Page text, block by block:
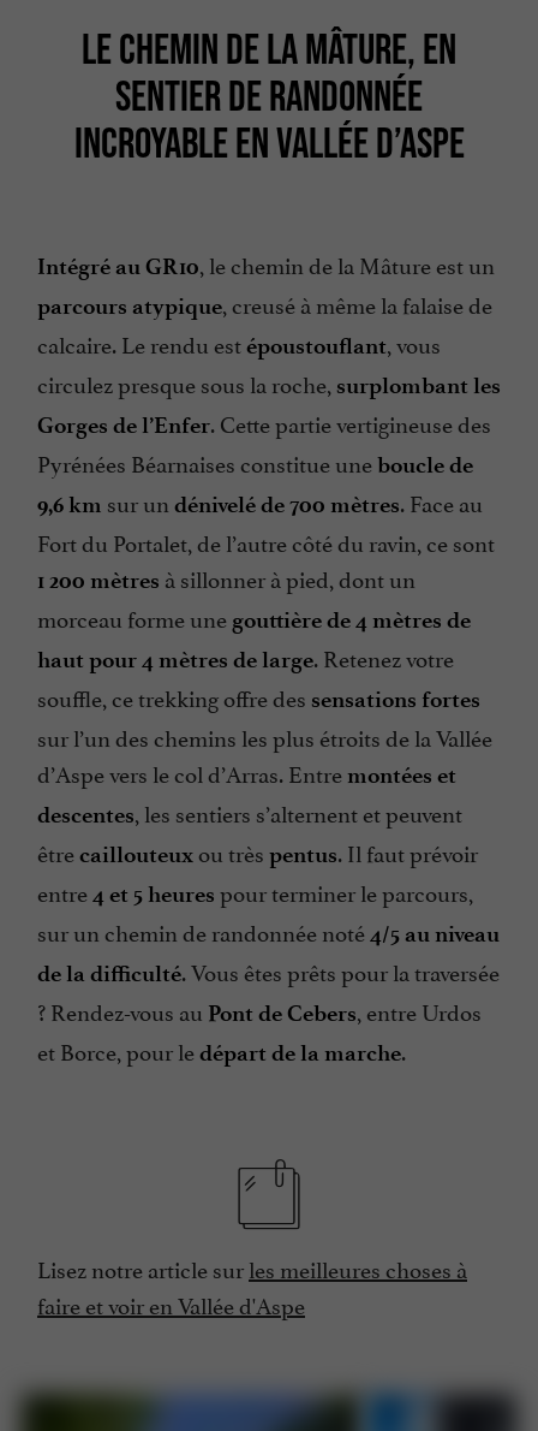
LE CHEMIN DE LA MÂTURE, EN
SENTIER DE RANDONNÉE
INCROYABLE EN VALLÉE D’ASPE
Intégré au GR10, le chemin de la Mâture est un
parcours atypique, creusé à même la falaise de
calcaire. Le rendu estépoustouflant, vous
circulez presque sous la roche, surplombant les
Gorges de l’Enfer. Cette partie vertigineuse des
Pyrénées Béarnaises constitue uneboucle de
9,6 km sur un dénivelé de 700 mètres. Face au
Fort du Portalet, de l’autre côté du ravin, ce sont
1 200 mètres à sillonner à pied, dont un
morceau forme une gouttière de 4 mètres de
haut pour 4 mètres de large. Retenez votre
souffle, ce trekking offre des sensations fortes
sur l’un des chemins les plus étroits de la Vallée
d’Aspe vers le col d’Arras. Entre montées et
descentes, les sentiers s’alternent et peuvent
êtrecaillouteux ou très pentus. Il faut prévoir
entre4 et 5 heures pour terminer le parcours,
sur un chemin de randonnée noté4/5 au niveau
de la difficulté. Vous êtes prêts pour la traversée
? Rendez-vous au Pont de Cebers, entre Urdos
et Borce, pour ledépart de la marche.
Lisez notre article surles meilleures choses à
faire et voir en Vallée d'Aspe